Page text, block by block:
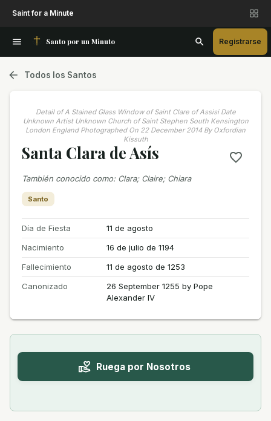
Saint for a Minute
Santo por un Minuto Registrarse
Todos los Santos
Detail of A Stained Glass Window of Saint Clare of Assisi Date
Unknown Artist Unknown Church of Saint Stephen South Kensington
London England Photographed On 22 December 2014 By Oxfordian
Kissuth
Santa Clara de Asís
También conocido como: Clara; Claire; Chiara
Santo
Día de Fiesta
11 de agosto
Nacimiento
16 de julio de 1194
Fallecimiento
11 de agosto de 1253
Canonizado
26 September 1255 by Pope
Alexander IV
Ruega por Nosotros